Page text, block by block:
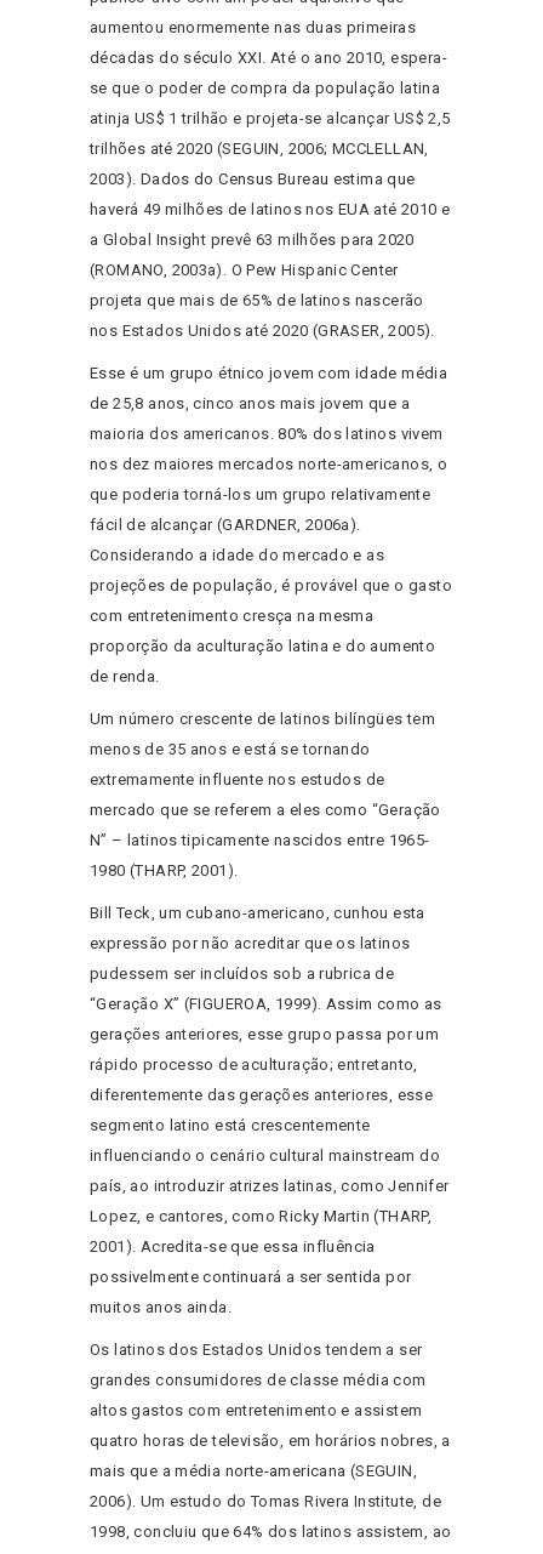
aumentou enormemente nas duas primeiras
décadas do século XXI. Até o ano 2010, espera-
se que o poder de compra da população latina
atinja US$ 1 trilhão e projeta-se alcançar US$ 2,5
trilhões até 2020 (SEGUIN, 2006; MCCLELLAN,
2003). Dados do Census Bureau estima que
haverá 49 milhões de latinos nos EUA até 2010 e
a Global Insight prevê 63 milhões para 2020
(ROMANO, 2003a). O Pew Hispanic Center
projeta que mais de 65% de latinos nascerão
nos Estados Unidos até 2020 (GRASER, 2005).
Esse é um grupo étnico jovem com idade média
de 25,8 anos, cinco anos mais jovem que a
maioria dos americanos. 80% dos latinos vivem
nos dez maiores mercados norte-americanos, o
que poderia torná-los um grupo relativamente
fácil de alcançar (GARDNER, 2006a).
Considerando a idade do mercado e as
projeções de população, é provável que o gasto
com entretenimento cresça na mesma
proporção da aculturação latina e do aumento
de renda.
Um número crescente de latinos bilíngües tem
menos de 35 anos e está se tornando
extremamente influente nos estudos de
mercado que se referem a eles como “Geração
N” – latinos tipicamente nascidos entre 1965-
1980 (THARP, 2001).
Bill Teck, um cubano-americano, cunhou esta
expressão por não acreditar que os latinos
pudessem ser incluídos sob a rubrica de
“Geração X” (FIGUEROA, 1999). Assim como as
gerações anteriores, esse grupo passa por um
rápido processo de aculturação; entretanto,
diferentemente das gerações anteriores, esse
segmento latino está crescentemente
influenciando o cenário cultural mainstream do
país, ao introduzir atrizes latinas, como Jennifer
Lopez, e cantores, como Ricky Martin (THARP,
2001). Acredita-se que essa influência
possivelmente continuará a ser sentida por
muitos anos ainda.
Os latinos dos Estados Unidos tendem a ser
grandes consumidores de classe média com
altos gastos com entretenimento e assistem
quatro horas de televisão, em horários nobres, a
mais que a média norte-americana (SEGUIN,
2006). Um estudo do Tomas Rivera Institute, de
1998, concluiu que 64% dos latinos assistem, ao